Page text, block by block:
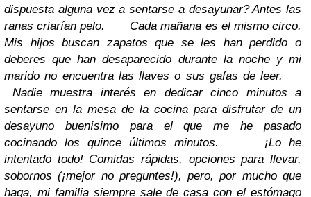
dispuesta alguna vez a sentarse a desayunar? Antes las
ranas criarían pelo.
Cada mañana es el mismo circo.
Mis hijos buscan zapatos que se les han perdido o
deberes que han desaparecido durante la noche y mi
marido no encuentra las llaves o sus gafas de leer.
Nadie muestra interés en dedicar cinco minutos a
sentarse en la mesa de la cocina para disfrutar de un
desayuno buenísimo para el que me he pasado
cocinando los quince últimos minutos.
¡Lo he
intentado todo! Comidas rápidas, opciones para llevar,
sobornos (¡mejor no preguntes!), pero, por mucho que
haga, mi familia siempre sale de casa con el estómago